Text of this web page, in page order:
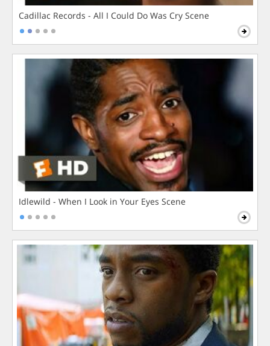
Cadillac Records - All I Could Do Was Cry Scene
Idlewild - When I Look in Your Eyes Scene